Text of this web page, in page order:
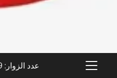
PRIMARY
عدد الزوار: 1187629